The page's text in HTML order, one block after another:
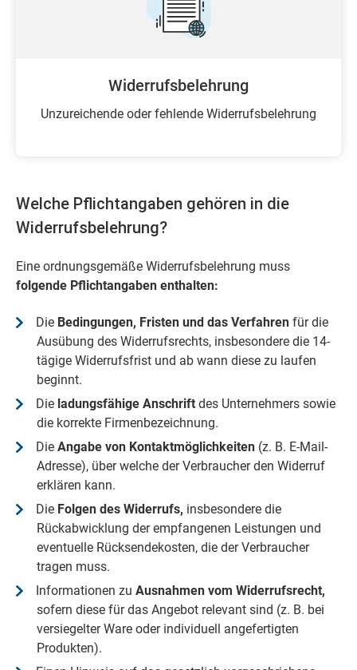
Widerrufsbelehrung
Unzureichende oder fehlende Widerrufsbelehrung
Welche Pflichtangaben gehören in die
Widerrufsbelehrung?
Eine ordnungsgemäße Widerrufsbelehrung muss
folgende Pflichtangaben enthalten:
Die Bedingungen, Fristen und das Verfahren für die
Ausübung des Widerrufsrechts, insbesondere die 14-
tägige Widerrufsfrist und ab wann diese zu laufen
beginnt.
Die ladungsfähige Anschrift des Unternehmers sowie
die korrekte Firmenbezeichnung.
Die Angabe von Kontaktmöglichkeiten (z. B. E-Mail-
Adresse), über welche der Verbraucher den Widerruf
erklären kann.
Die Folgen des Widerrufs, insbesondere die
Rückabwicklung der empfangenen Leistungen und
eventuelle Rücksendekosten, die der Verbraucher
tragen muss.
Informationen zu Ausnahmen vom Widerrufsrecht,
sofern diese für das Angebot relevant sind (z. B. bei
versiegelter Ware oder individuell angefertigten
Produkten).